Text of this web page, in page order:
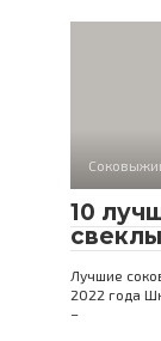
10
Лучшие
2022 года
–